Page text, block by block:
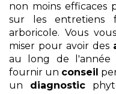
non moins efficaces
sur les entretiens
arboricole. Vous
miser pour avoir des
au long de l'année
fournir un conseil
un diagnostic